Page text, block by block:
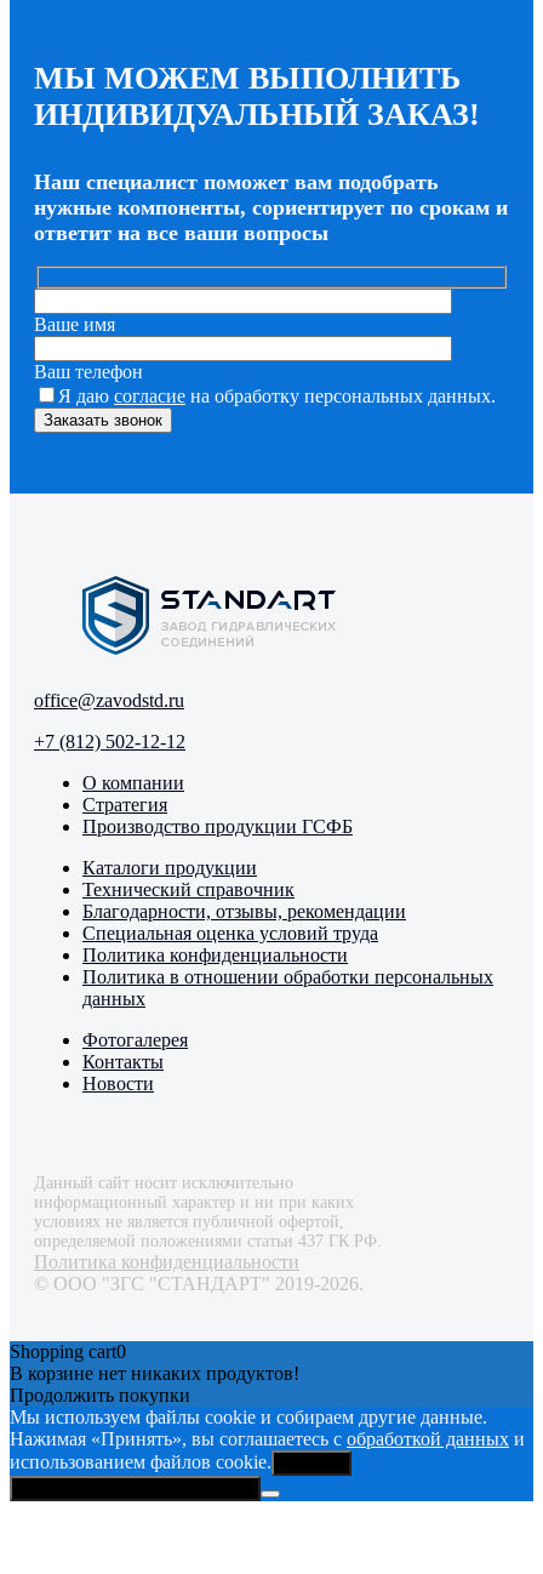
МЫ МОЖЕМ ВЫПОЛНИТЬ
ИНДИВИДУАЛЬНЫЙ ЗАКАЗ!
Наш специалист поможет вам подобрать
нужные компоненты, сориентирует по срокам и
ответит на все ваши вопросы
Ваше имя
Ваш телефон
Я даю согласие на обработку персональных данных.
office@zavodstd.ru
+7 (812) 502-12-12
О компании
Стратегия
Производство продукции ГСФБ
Каталоги продукции
Технический справочник
Благодарности, отзывы, рекомендации
Специальная оценка условий труда
Политика конфиденциальности
Политика в отношении обработки персональных
данных
Фотогалерея
Контакты
Новости
Данный сайт носит исключительно
информационный характер и ни при каких
условиях не является публичной офертой,
определяемой положениями статьи 437 ГК РФ.
Политика конфиденциальности
© ООО "ЗГС "СТАНДАРТ" 2019-2026.
Shopping cart0
В корзине нет никаких продуктов!
Продолжить покупки
Мы используем файлы cookie и собираем другие данные.
Нажимая «Принять», вы соглашаетесь с обработкой данных и
использованием файлов cookie.